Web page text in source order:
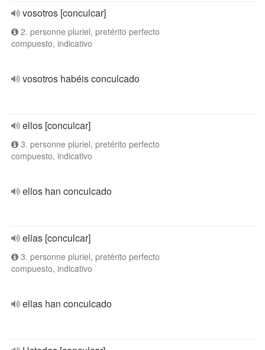
vosotros [conculcar]
2. personne pluriel, pretérito perfecto
compuesto, indicativo
vosotros habéis conculcado
ellos [conculcar]
3. personne pluriel, pretérito perfecto
compuesto, indicativo
ellos han conculcado
ellas [conculcar]
3. personne pluriel, pretérito perfecto
compuesto, indicativo
ellas han conculcado